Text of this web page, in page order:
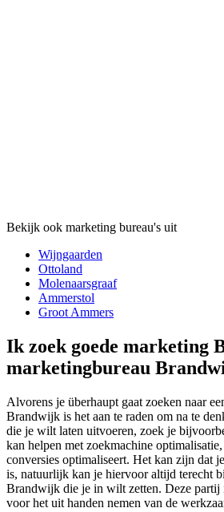
Bekijk ook marketing bureau's uit
Wijngaarden
Ottoland
Molenaarsgraaf
Ammerstol
Groot Ammers
Ik zoek goede marketing
marketingbureau
Alvorens je überhaupt gaat zoeken naar
Brandwijk is het aan te raden om na te
die je wilt laten uitvoeren, zoek je
kan helpen met zoekmachine
conversies optimaliseert. Het kan zijn dat
is, natuurlijk kan je hiervoor altijd terecht
Brandwijk die je in wilt zetten. Deze partij
voor het uit handen nemen van de